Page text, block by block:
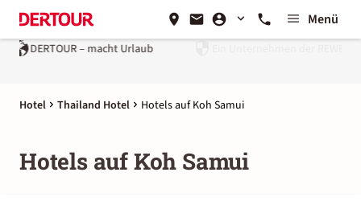
Menü
Ein Unternehmen derREWE Group
Hotel Thailand Hotel Hotels auf Koh Samui
Hotels auf Koh Samui